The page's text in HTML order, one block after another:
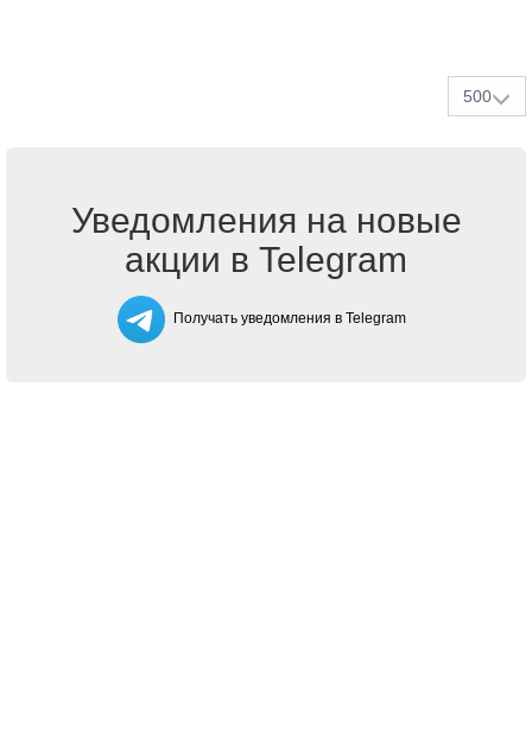
500
Уведомления на новые
акции в Telegram
Получать уведомления в Telegram